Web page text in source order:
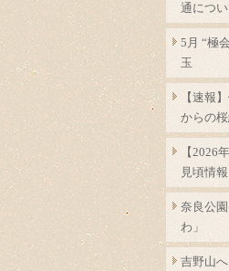
通につ
5月 “極
玉
【速報
からの
【2026
見頃情報
奈良公
わ」
吉野山